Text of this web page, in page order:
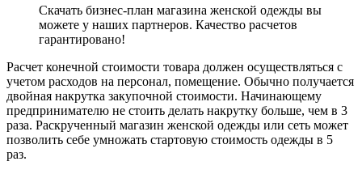
Скачать бизнес-план магазина женской одежды вы
можете у наших партнеров. Качество расчетов
гарантировано!
Расчет конечной стоимости товара должен осуществляться с
учетом расходов на персонал, помещение. Обычно получается
двойная накрутка закупочной стоимости. Начинающему
предпринимателю не стоить делать накрутку больше, чем в 3
раза. Раскрученный магазин женской одежды или сеть может
позволить себе умножать стартовую стоимость одежды в 5
раз.